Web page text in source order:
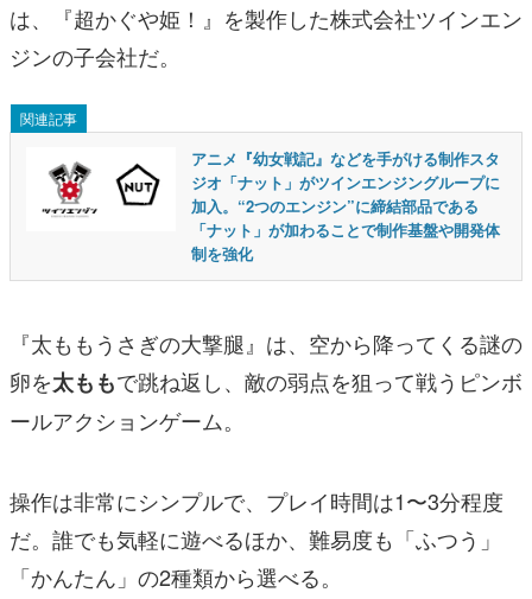
は、『超かぐや姫！』を製作した株式会社ツインエン
ジンの子会社だ。
関連記事
アニメ『幼女戦記』などを手がける制作スタ
ジオ「ナット」がツインエンジングループに
加入。“2つのエンジン”に締結部品である
「ナット」が加わることで制作基盤や開発体
制を強化
『太ももうさぎの大撃腿』は、空から降ってくる謎の
卵を太ももで跳ね返し、敵の弱点を狙って戦うピンボ
ールアクションゲーム。
操作は非常にシンプルで、プレイ時間は1〜3分程度
だ。誰でも気軽に遊べるほか、難易度も「ふつう」
「かんたん」の2種類から選べる。